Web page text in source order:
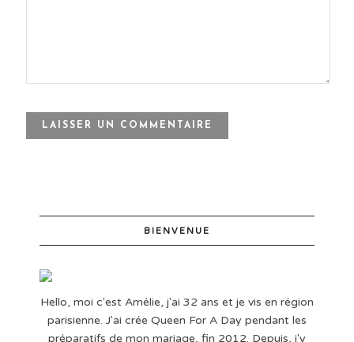
BIENVENUE
Hello, moi c'est Amélie, j'ai 32 ans et je vis en région
parisienne. J'ai crée Queen For A Day pendant les
préparatifs de mon mariage, fin 2012. Depuis, j'y